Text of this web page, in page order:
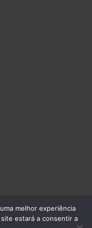
melhor experiência
estará a consentir a